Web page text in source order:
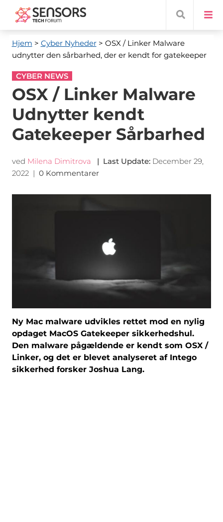
Hjem > Cyber ​​Nyheder> OSX / Linker Malware
udnytter den sårbarhed, der er kendt for gatekeeper
CYBER NEWS
OSX / Linker Malware
Udnytter kendt
Gatekeeper Sårbarhed
ved Milena Dimitrova | Last Update: December 29,
2022| 0 Kommentarer
Ny Mac malware udvikles rettet mod en nylig
opdaget MacOS Gatekeeper sikkerhedshul.
Den malware pågældende er kendt som OSX /
Linker, og det er blevet analyseret af Intego
sikkerhed forsker Joshua Lang.